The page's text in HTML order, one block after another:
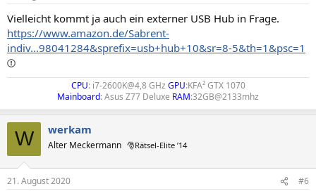
Vielleicht kommt ja auch ein externer USB Hub in Frage.
https://www.amazon.de/Sabrent-
indiv...98041284&sprefix=usb+hub+10&sr=8-5&th=1&psc=1
CPU: i7-2600K@4,8 GHz GPU:KFA² GTX 1070
Mainboard: Asus Z77 Deluxe RAM:32GB@2133mhz​
W werkam
Alter Meckermann 🎅Rätsel-Elite ’14
21. August 2020 #6